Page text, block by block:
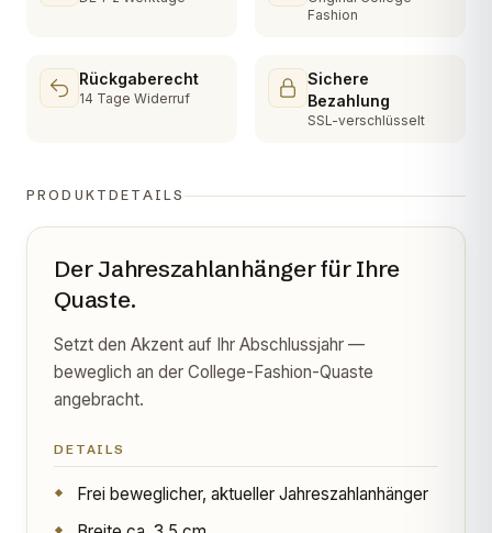
Fashion
Rückgaberecht
14 Tage Widerruf
Sichere
Bezahlung
SSL-verschlüsselt
PRODUKTDETAILS
Der Jahreszahlanhänger für Ihre
Quaste.
Setzt den Akzent auf Ihr Abschlussjahr —
beweglich an der College-Fashion-Quaste
angebracht.
DETAILS
Frei beweglicher, aktueller Jahreszahlanhänger